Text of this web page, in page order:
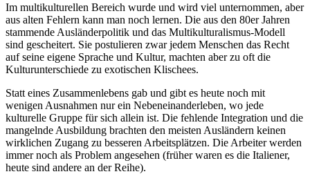
Im multikulturellen Bereich wurde und wird viel unternommen, aber
aus alten Fehlern kann man noch lernen. Die aus den 80er Jahren
stammende Ausländerpolitik und das Multikulturalismus-Modell
sind gescheitert. Sie postulieren zwar jedem Menschen das Recht
auf seine eigene Sprache und Kultur, machten aber zu oft die
Kulturunterschiede zu exotischen Klischees.
Statt eines Zusammenlebens gab und gibt es heute noch mit
wenigen Ausnahmen nur ein Nebeneinanderleben, wo jede
kulturelle Gruppe für sich allein ist. Die fehlende Integration und die
mangelnde Ausbildung brachten den meisten Ausländern keinen
wirklichen Zugang zu besseren Arbeitsplätzen. Die Arbeiter werden
immer noch als Problem angesehen (früher waren es die Italiener,
heute sind andere an der Reihe).